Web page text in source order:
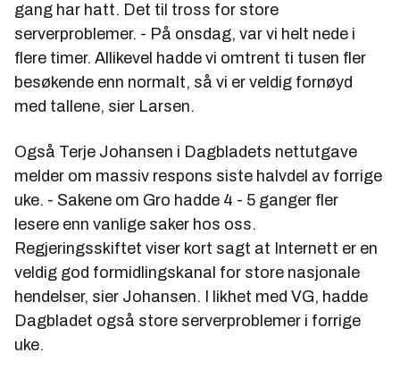
gang har hatt. Det til tross for store
serverproblemer. - På onsdag, var vi helt nede i
flere timer. Allikevel hadde vi omtrent ti tusen fler
besøkende enn normalt, så vi er veldig fornøyd
med tallene, sier Larsen.
Også Terje Johansen i Dagbladets nettutgave
melder om massiv respons siste halvdel av forrige
uke. - Sakene om Gro hadde 4 - 5 ganger fler
lesere enn vanlige saker hos oss.
Regjeringsskiftet viser kort sagt at Internett er en
veldig god formidlingskanal for store nasjonale
hendelser, sier Johansen. I likhet med VG, hadde
Dagbladet også store serverproblemer i forrige
uke.